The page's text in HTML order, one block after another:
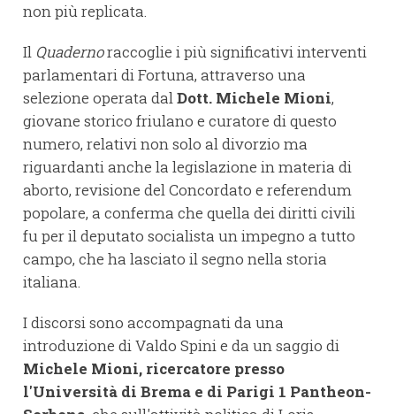
non più replicata.
Il Quadernoraccoglie i più significativi interventi
parlamentari di Fortuna, attraverso una
selezione operata dalDott. Michele Mioni,
giovane storico friulano e curatore di questo
numero, relativi non solo al divorzio ma
riguardanti anche la legislazione in materia di
aborto, revisione del Concordato e referendum
popolare, a conferma che quella dei diritti civili
fu per il deputato socialista un impegno a tutto
campo, che ha lasciato il segno nella storia
italiana.
I discorsi sono accompagnati da una
introduzione di Valdo Spini e da un saggio di
Michele Mioni, ricercatore presso
l'Università di Brema e di Parigi 1 Pantheon-